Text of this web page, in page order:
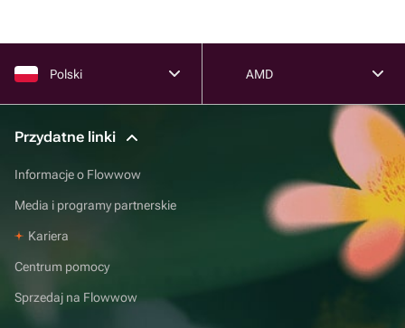
Polski AMD
Przydatne linki
Informacje o Flowwow
Media i programy partnerskie
Kariera
Centrum pomocy
Sprzedaj na Flowwow